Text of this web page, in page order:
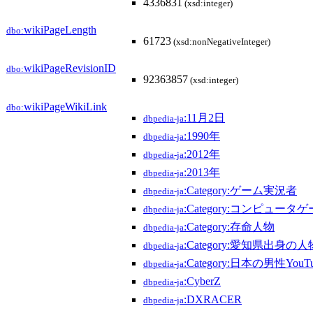
4336831 (xsd:integer)
dbo:wikiPageLength
61723 (xsd:nonNegativeInteger)
dbo:wikiPageRevisionID
92363857 (xsd:integer)
dbo:wikiPageWikiLink
dbpedia-ja:11月2日
dbpedia-ja:1990年
dbpedia-ja:2012年
dbpedia-ja:2013年
dbpedia-ja:Category:ゲーム実況者
dbpedia-ja:Category:コンピュータ
dbpedia-ja:Category:存命人物
dbpedia-ja:Category:愛知県出身の人
dbpedia-ja:Category:日本の男性
dbpedia-ja:CyberZ
dbpedia-ja:DXRACER